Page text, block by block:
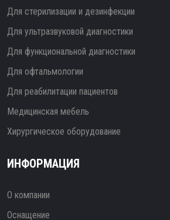
Для стерилизации и дезинфекции
Для ультразвуковой диагностики
Для функциональной диагностики
Для офтальмологии
Для реабилитации пациентов
Медицинская мебель
Хирургическое оборудование
ИНФОРМАЦИЯ
О компании
Оснащение